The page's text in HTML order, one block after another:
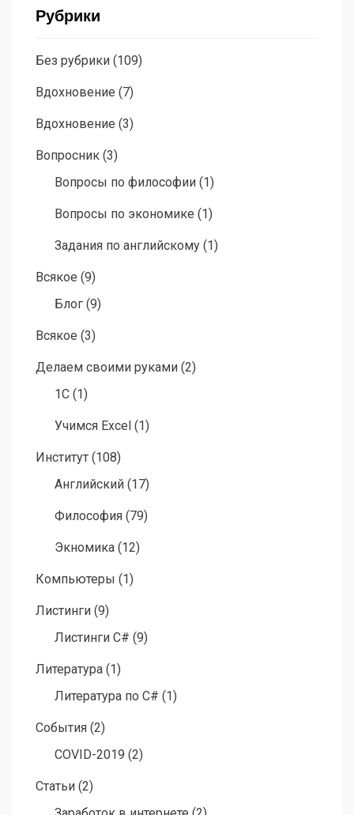
Рубрики
Без рубрики (109)
Вдохновение (7)
Вдохновение (3)
Вопросник (3)
Вопросы по философии (1)
Вопросы по экономике (1)
Задания по английскому (1)
Всякое (9)
Блог (9)
Всякое (3)
Делаем своими руками (2)
1C (1)
Учимся Excel (1)
Институт (108)
Английский (17)
Философия (79)
Экномика (12)
Компьютеры (1)
Листинги (9)
Листинги C# (9)
Литература (1)
Литература по C# (1)
События (2)
COVID-2019 (2)
Статьи (2)